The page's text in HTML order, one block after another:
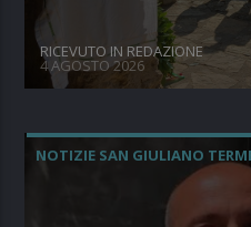
RICEVUTO IN REDAZIONE
4 AGOSTO 2026
NOTIZIE SAN GIULIANO